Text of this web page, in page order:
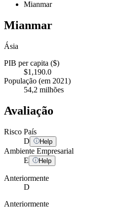
Mianmar
Mianmar
Ásia
PIB per capita ($)
$1,190.0
População (em 2021)
54,2 milhões
Avaliação
Risco País
D
Help
Ambiente Empresarial
E
Help
Anteriormente
D
Anteriormente